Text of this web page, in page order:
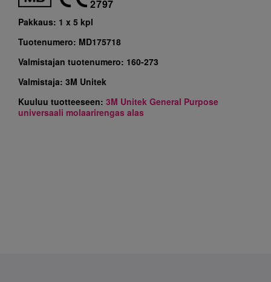
2797
Pakkaus: 1 x 5 kpl
Tuotenumero: MD175718
Valmistajan tuotenumero: 160-273
Valmistaja: 3M Unitek
Kuuluu tuotteeseen: 3M Unitek General Purpose
universaali molaarirengas alas